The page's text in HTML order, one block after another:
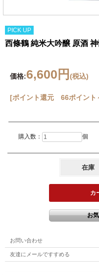
PICK UP
西條鶴 純米大吟醸 原酒
価格:6,600円 (税込)
[ポイント還元 66ポイント
購入数： 個
在庫
お問い合わせ
友達にメールですすめる